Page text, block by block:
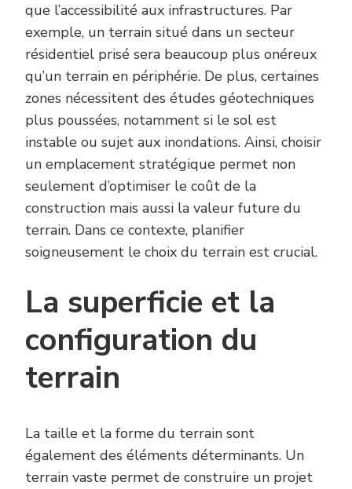
que l’accessibilité aux infrastructures. Par
exemple, un terrain situé dans un secteur
résidentiel prisé sera beaucoup plus onéreux
qu’un terrain en périphérie. De plus, certaines
zones nécessitent des études géotechniques
plus poussées, notamment si le sol est
instable ou sujet aux inondations. Ainsi, choisir
un emplacement stratégique permet non
seulement d’optimiser le coût de la
construction mais aussi la valeur future du
terrain. Dans ce contexte, planifier
soigneusement le choix du terrain est crucial.
La superficie et la
configuration du
terrain
La taille et la forme du terrain sont
également des éléments déterminants. Un
terrain vaste permet de construire un projet